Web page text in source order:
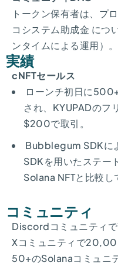
トークン保有者は、プ
コシステム助成金 につ
ンタイムによる運用）。
実績
cNFTセールス
ローンチ初日に
され、KYUPADのフ
$200で取引。
Bubblegum SDKに
SDKを用いたステー
Solana NFTと比較し
コミュニティ
Discordコミュニティ
Xコミュニティで
50+のSolanaコミュニ